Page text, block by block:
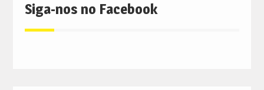
Siga-nos no Facebook